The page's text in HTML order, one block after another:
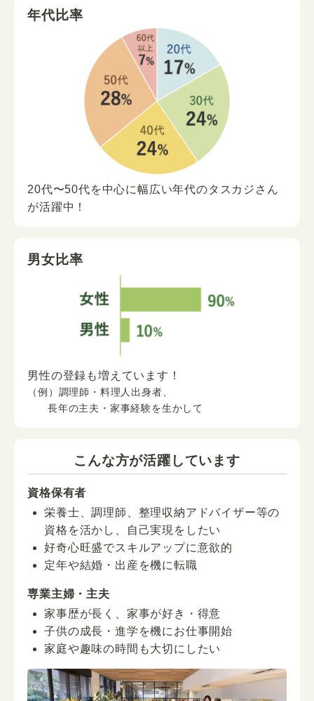
年代比率
20代〜50代を中心に幅広い年代のタスカジさん
が活躍中！
男女比率
男性の登録も増えています！
（例）調理師・料理人出身者、
長年の主夫・家事経験を生かして
こんな方が活躍しています
資格保有者
栄養士、調理師、整理収納アドバイザー等の
資格を活かし、自己実現をしたい
好奇心旺盛でスキルアップに意欲的
定年や結婚・出産を機に転職
専業主婦・主夫
家事歴が長く、家事が好き・得意
子供の成長・進学を機にお仕事開始
家庭や趣味の時間も大切にしたい